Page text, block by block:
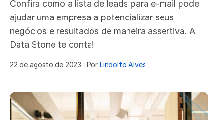
Confira como a lista de leads para e-mail pode
ajudar uma empresa a potencializar seus
negócios e resultados de maneira assertiva. A
Data Stone te conta!
22 de agosto de 2023 · Por Lindolfo Alves